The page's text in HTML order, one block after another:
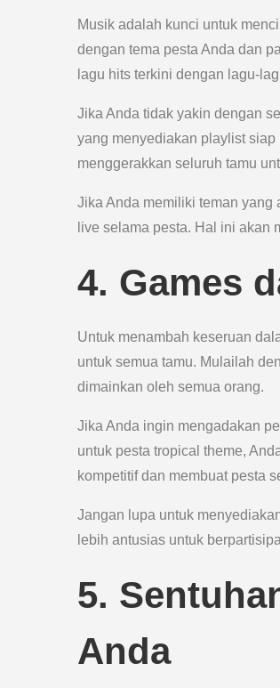
Musik adalah kunci untuk
dengan tema pesta Anda dan
lagu hits terkini dengan lagu-
Jika Anda tidak yakin dengan
yang menyediakan playlist
menggerakkan seluruh tamu
Jika Anda memiliki teman
live selama pesta. Hal ini akan
4. Games
Untuk menambah keseruan
untuk semua tamu. Mulailah
dimainkan oleh semua orang.
Jika Anda ingin mengadakan
untuk pesta tropical theme,
kompetitif dan membuat pesta
Jangan lupa untuk
lebih antusias untuk
5.
Anda